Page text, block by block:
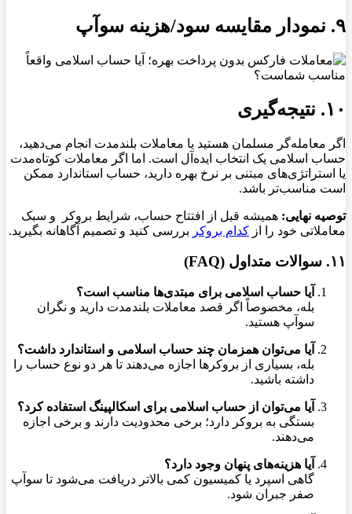
۹. نمودار مقایسه سود/هزینه سوآپ
۱۰. نتیجه‌گیری
اگر معامله‌گر مسلمان هستید یا معاملات بلندمدت انجام می‌دهید،
حساب اسلامی یک انتخاب ایده‌آل است. اما اگر معاملات کوتاه‌مدت
یا استراتژی‌های مبتنی بر نرخ بهره دارید، حساب استاندارد ممکن
است مناسب‌تر باشد.
توصیه نهایی: همیشه قبل از افتتاح حساب، شرایط بروکر و سبک
معاملاتی خود را از کدام بروکر بررسی کنید و تصمیم آگاهانه بگیرید.
۱۱. سوالات متداول (FAQ)
آیا حساب اسلامی برای مبتدی‌ها مناسب است؟
بله، مخصوصاً اگر قصد معاملات بلندمدت دارید و نگران
سوآپ هستید.
آیا می‌توان همزمان چند حساب اسلامی و استاندارد داشت؟
بله، بسیاری از بروکرها اجازه می‌دهند تا هر دو نوع حساب را
داشته باشید.
آیا می‌توان از حساب اسلامی برای اسکالپینگ استفاده کرد؟
بستگی به بروکر دارد؛ برخی محدودیت دارند و برخی اجازه
می‌دهند.
آیا هزینه‌های پنهان وجود دارد؟
گاهی اسپرد یا کمیسیون کمی بالاتر دریافت می‌شود تا سوآپ
صفر جبران شود.